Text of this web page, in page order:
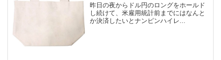
昨日の夜からドル円のロングをホールド
し続けて、米雇用統計前までにはなんと
か決済したいとナンピンハイレ...